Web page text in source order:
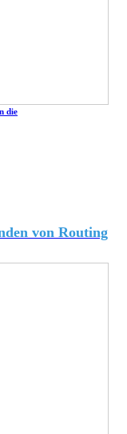
die
von Routing